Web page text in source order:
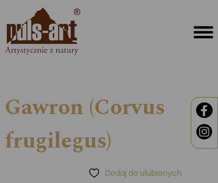
Gawron (Corvus
frugilegus)
Dodaj do ulubionych